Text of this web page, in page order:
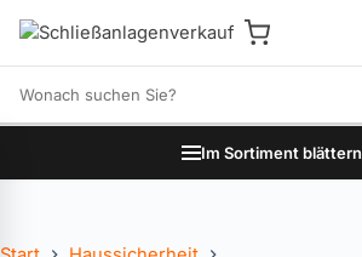
Im Sortiment blättern